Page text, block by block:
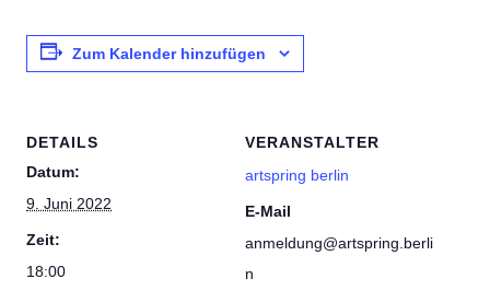
Zum Kalender hinzufügen
DETAILS
Datum:
9. Juni 2022
Zeit:
18:00
VERANSTALTER
artspring berlin
E-Mail
anmeldung@artspring.berli
n